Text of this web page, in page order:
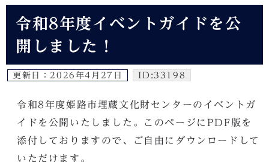
令和8年度イベントガイドを公
開しました！
更新日： 2026年4月27日 ID:33198
令和8年度姫路市埋蔵文化財センターのイベントガ
イドを公開いたしました。このページにPDF版を
添付しておりますので、ご自由にダウンロードして
いただけます。